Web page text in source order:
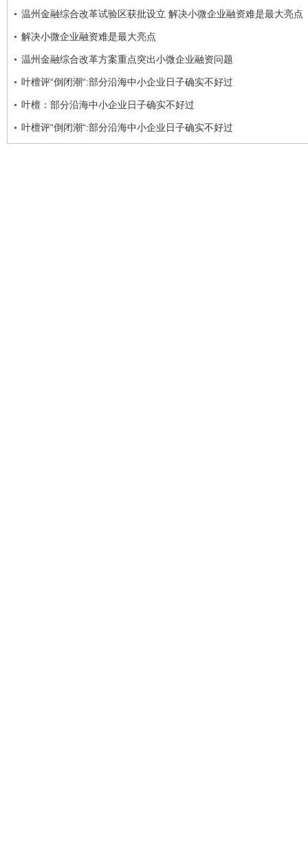
温州金融综合改革试验区获批设立 解决小微企业融资难是最大亮点
解决小微企业融资难是最大亮点
温州金融综合改革方案重点突出小微企业融资问题
叶檀评“倒闭潮“:部分沿海中小企业日子确实不好过
叶檀：部分沿海中小企业日子确实不好过
叶檀评“倒闭潮“:部分沿海中小企业日子确实不好过